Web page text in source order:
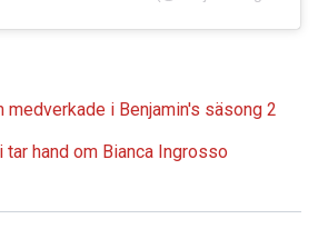
medverkade i Benjamin's säsong 2
tar hand om Bianca Ingrosso